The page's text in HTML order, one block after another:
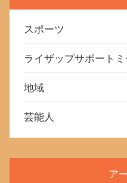
スポーツ
ライザップサポート
地域
芸能人
ア